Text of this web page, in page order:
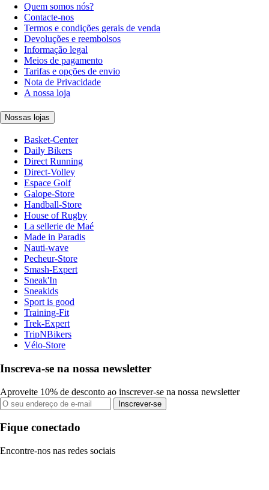
Quem somos nós?
Contacte-nos
Termos e condições gerais de venda
Devoluções e reembolsos
Informação legal
Meios de pagamento
Tarifas e opções de envio
Nota de Privacidade
A nossa loja
Nossas lojas
Basket-Center
Daily Bikers
Direct Running
Direct-Volley
Espace Golf
Galope-Store
Handball-Store
House of Rugby
La sellerie de Maé
Made in Paradis
Nauti-wave
Pecheur-Store
Smash-Expert
Sneak'In
Sneakids
Sport is good
Training-Fit
Trek-Expert
TripNBikers
Vélo-Store
Inscreva-se na nossa newsletter
Aproveite 10% de desconto ao inscrever-se na nossa newsletter
Inscrever-se
Fique conectado
Encontre-nos nas redes sociais